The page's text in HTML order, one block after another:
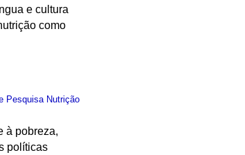
e cultura
como
Pesquisa Nutrição
à pobreza,
políticas